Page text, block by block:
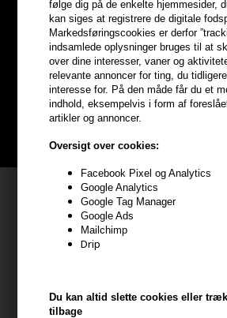
følge dig på de enkelte hjemmesider,
kan siges at registrere de digitale
Markedsføringscookies er derfor
indsamlede oplysninger bruges til at
over dine interesser, vaner og
relevante annoncer for ting, du
interesse for. På den måde får du et
indhold, eksempelvis i form af
artikler og annoncer.
Oversigt over cookies:
Facebook Pixel og Analytics
Google Analytics
Google Tag Manager
Google Ads
Mailchimp
Drip
Du kan altid slette cookies eller
tilbage
Optjen5%
hele din ordre
Bliv helt gratis en del af vores kundeklub
handler
Kundeservice
Frisenborgvej 6A
kundeservice@hair247.dk